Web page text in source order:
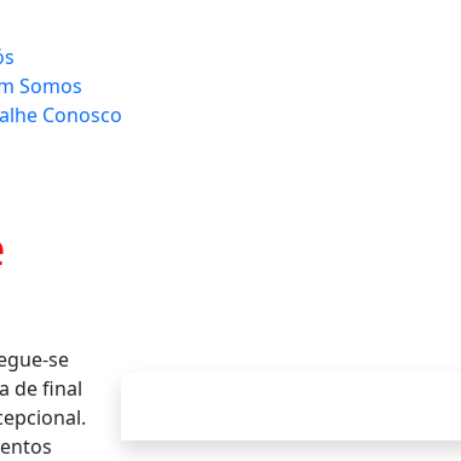
Somos
Conosco
se
de final